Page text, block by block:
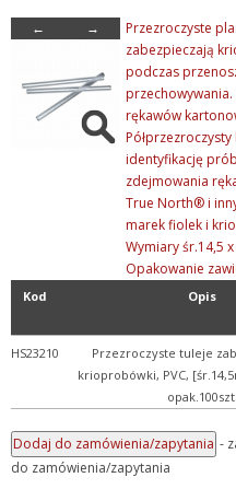
← →
Przezroczyste
zabezpieczają
podczas
rękawów
identyfikację
zdejmowania
True North® i
marek fiolek i
Wymiary śr.14,5 x
Opakowanie
Kod Opis
HS23210
Przezroczyste tuleje
krioprobówki, PVC,
opak.100szt.
-
do zamówienia/zapytania